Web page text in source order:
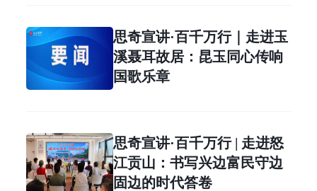
思奇宣讲·百千万行｜走进玉
溪聂耳故居：昆玉同心传响
国歌乐章
思奇宣讲·百千万行 | 走进怒
江贡山：书写兴边富民守边
固边的时代答卷